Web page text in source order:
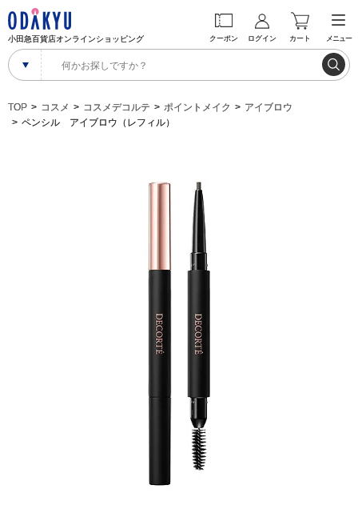
小田急百貨店オンラインショッピング クーポン ログイン カート メニュー
TOP コスメ コスメデコルテ ポイントメイク
アイブロウ
ペンシル アイブロウ（レフィル）